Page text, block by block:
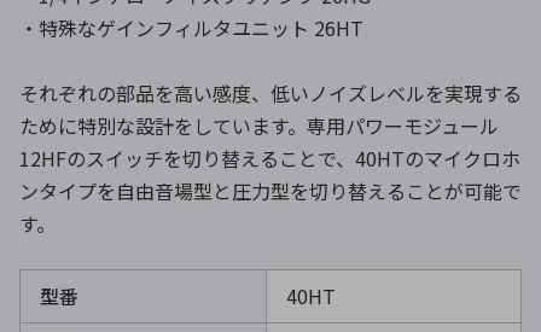
・特殊なゲインフィルタユニット 26HT
それぞれの部品を高い感度、低いノイズレベルを実現する
ために特別な設計をしています。専用パワーモジュール
12HFのスイッチを切り替えることで、40HTのマイクロホ
ンタイプを自由音場型と圧力型を切り替えることが可能で
す。
型番
40HT